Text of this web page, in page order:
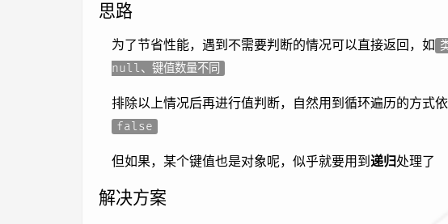
思路
为了节省性能，遇到不需要判断的情况可以直接返回，如
null、键值数量不同
排除以上情况后再进行值判断，自然用到循环遍历的方式
false
但如果，某个键值也是对象呢，似乎就要用到 递归处理了
解决方案